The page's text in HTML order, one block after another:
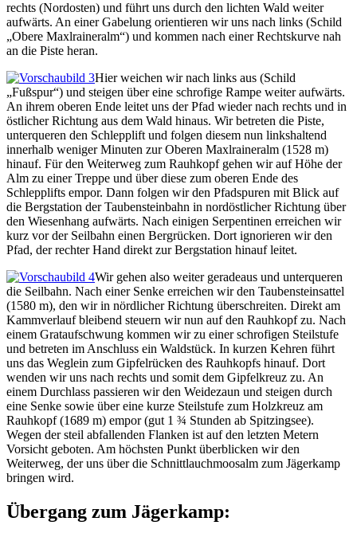
rechts (Nordosten) und führt uns durch den lichten Wald weiter
aufwärts. An einer Gabelung orientieren wir uns nach links (Schild
„Obere Maxlraineralm“) und kommen nach einer Rechtskurve nah
an die Piste heran.
Hier weichen wir nach links aus (Schild
„Fußspur“) und steigen über eine schrofige Rampe weiter aufwärts.
An ihrem oberen Ende leitet uns der Pfad wieder nach rechts und in
östlicher Richtung aus dem Wald hinaus. Wir betreten die Piste,
unterqueren den Schlepplift und folgen diesem nun linkshaltend
innerhalb weniger Minuten zur Oberen Maxlraineralm (1528 m)
hinauf. Für den Weiterweg zum Rauhkopf gehen wir auf Höhe der
Alm zu einer Treppe und über diese zum oberen Ende des
Schlepplifts empor. Dann folgen wir den Pfadspuren mit Blick auf
die Bergstation der Taubensteinbahn in nordöstlicher Richtung über
den Wiesenhang aufwärts. Nach einigen Serpentinen erreichen wir
kurz vor der Seilbahn einen Bergrücken. Dort ignorieren wir den
Pfad, der rechter Hand direkt zur Bergstation hinauf leitet.
Wir gehen also weiter geradeaus und unterqueren
die Seilbahn. Nach einer Senke erreichen wir den Taubensteinsattel
(1580 m), den wir in nördlicher Richtung überschreiten. Direkt am
Kammverlauf bleibend steuern wir nun auf den Rauhkopf zu. Nach
einem Grataufschwung kommen wir zu einer schrofigen Steilstufe
und betreten im Anschluss ein Waldstück. In kurzen Kehren führt
uns das Weglein zum Gipfelrücken des Rauhkopfs hinauf. Dort
wenden wir uns nach rechts und somit dem Gipfelkreuz zu. An
einem Durchlass passieren wir den Weidezaun und steigen durch
eine Senke sowie über eine kurze Steilstufe zum Holzkreuz am
Rauhkopf (1689 m) empor (gut 1 ¾ Stunden ab Spitzingsee).
Wegen der steil abfallenden Flanken ist auf den letzten Metern
Vorsicht geboten. Am höchsten Punkt überblicken wir den
Weiterweg, der uns über die Schnittlauchmoosalm zum Jägerkamp
bringen wird.
Übergang zum Jägerkamp: